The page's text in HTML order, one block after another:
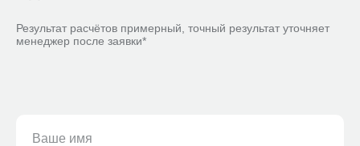
Результат расчётов примерный, точный результат уточняет
менеджер после заявки*